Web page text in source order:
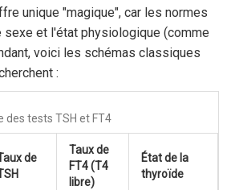
unique "magique", car les normes
sexe et l'état physiologique (comme
voici les schémas classiques
:
des tests TSH et FT4
de
Taux de
FT4 (T4
libre)
État de la
thyroïde